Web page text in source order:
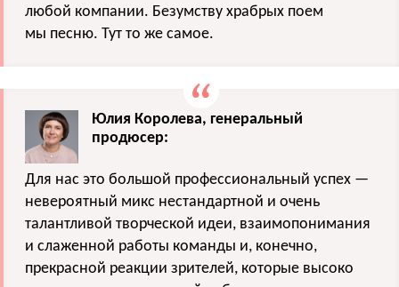
любой компании. Безумству храбрых поем
мы песню. Тут то же самое.
Юлия Королева, генеральный
продюсер:
Для нас это большой профессиональный успех —
невероятный микс нестандартной и очень
талантливой творческой идеи, взаимопонимания
и слаженной работы команды и, конечно,
прекрасной реакции зрителей, которые высоко